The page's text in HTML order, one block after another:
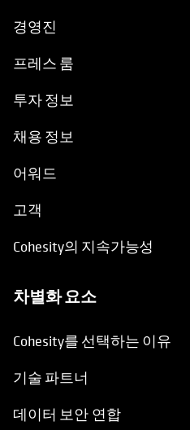
경영진
프레스 룸
투자 정보
채용 정보
어워드
고객
Cohesity의 지속가능성
차별화 요소
Cohesity를 선택하는 이유
기술 파트너
데이터 보안 연합